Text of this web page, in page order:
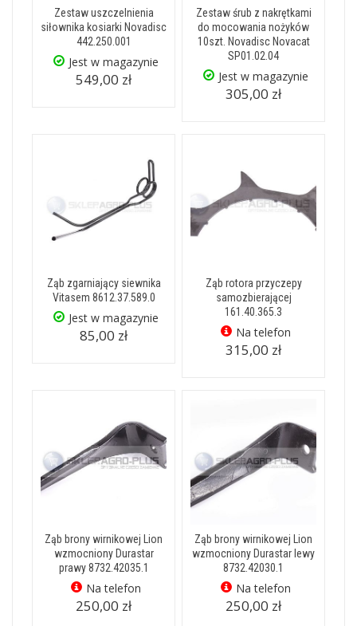
Zestaw uszczelnienia
siłownika kosiarki Novadisc
442.250.001
Jest w magazynie
549,00 zł
Zestaw śrub z nakrętkami
do mocowania nożyków
10szt. Novadisc Novacat
SP01.02.04
Jest w magazynie
305,00 zł
Ząb zgarniający siewnika
Vitasem 8612.37.589.0
Jest w magazynie
85,00 zł
Ząb rotora przyczepy
samozbierającej
161.40.365.3
Na telefon
315,00 zł
Ząb brony wirnikowej Lion
wzmocniony Durastar
prawy 8732.42035.1
Na telefon
250,00 zł
Ząb brony wirnikowej Lion
wzmocniony Durastar lewy
8732.42030.1
Na telefon
250,00 zł